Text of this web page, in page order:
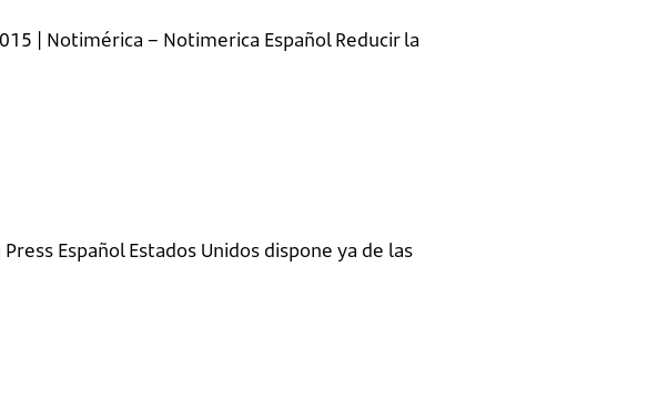
| Notimérica – Notimerica Español Reducir la
Español Estados Unidos dispone ya de las